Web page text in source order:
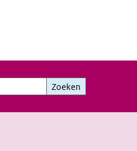
Zoeken